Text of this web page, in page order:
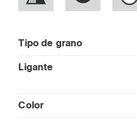
Tipo de grano
Ligante
Color